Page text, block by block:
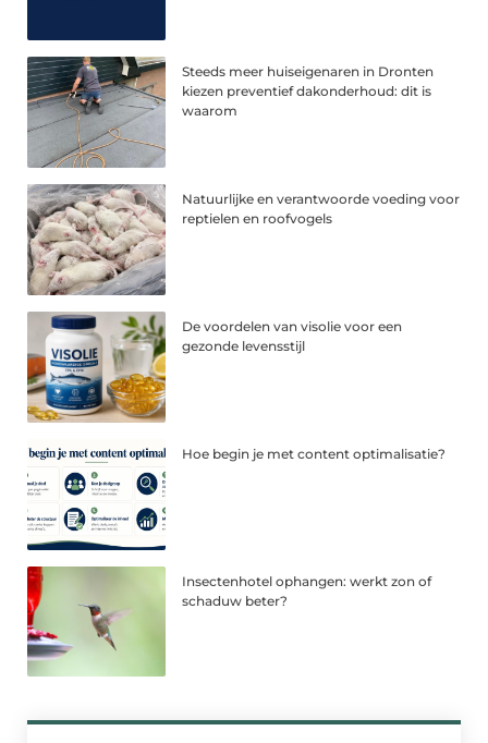
Steeds meer huiseigenaren in Dronten
kiezen preventief dakonderhoud: dit is
waarom
Natuurlijke en verantwoorde voeding voor
reptielen en roofvogels
De voordelen van visolie voor een
gezonde levensstijl
Hoe begin je met content optimalisatie?
Insectenhotel ophangen: werkt zon of
schaduw beter?